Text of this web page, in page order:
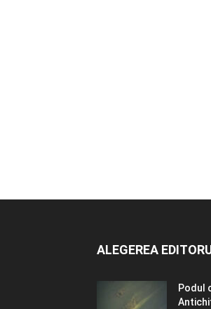
ALEGEREA
Podul